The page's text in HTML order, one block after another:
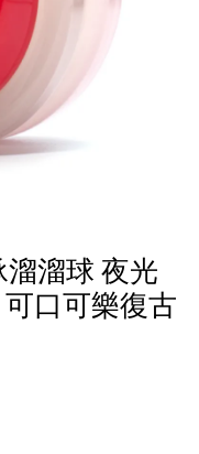
溜球 夜光
可口可樂復古